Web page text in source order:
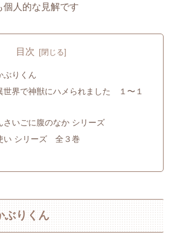
人的な見解です
目次
ぶりくん
世界で神獣にハメられました １〜１
さいごに腹のなか シリーズ
い シリーズ 全３巻
ぶりくん